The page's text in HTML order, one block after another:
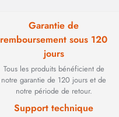
Garantie de
remboursement sous 120
jours
Tous les produits bénéficient de
notre garantie de 120 jours et de
notre période de retour.
Support technique